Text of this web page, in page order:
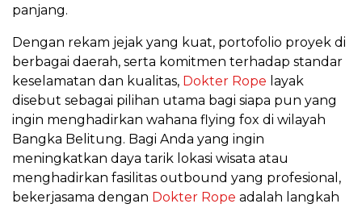
panjang.
Dengan rekam jejak yang kuat, portofolio proyek di
berbagai daerah, serta komitmen terhadap standar
keselamatan dan kualitas, Dokter Rope layak
disebut sebagai pilihan utama bagi siapa pun yang
ingin menghadirkan wahana flying fox di wilayah
Bangka Belitung. Bagi Anda yang ingin
meningkatkan daya tarik lokasi wisata atau
menghadirkan fasilitas outbound yang profesional,
bekerjasama dengan Dokter Rope adalah langkah